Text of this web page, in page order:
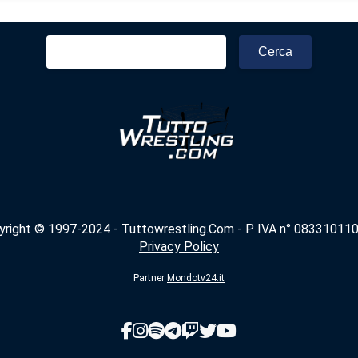
Ricerca
© 1997-2024 - Tuttowrestling.Com - P. IVA n°
Privacy Policy
Partner Mondotv24.it